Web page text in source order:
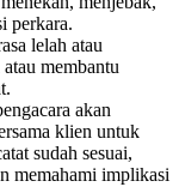
perkara.
lelah atau
membantu
akan
klien untuk
sudah sesuai,
memahami implikasi